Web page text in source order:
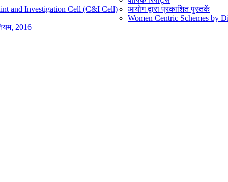
and Investigation Cell (C&I Cell)
2016
आयोग द्वारा प्रकाशित पुस्तकें
Women Centric Schemes by